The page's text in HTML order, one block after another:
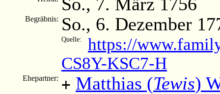
Begräbnis: So., 6. Dezember
Quelle:
https://
CS8Y-KSC7-H
Ehepartner: + Matthias (Tewis)